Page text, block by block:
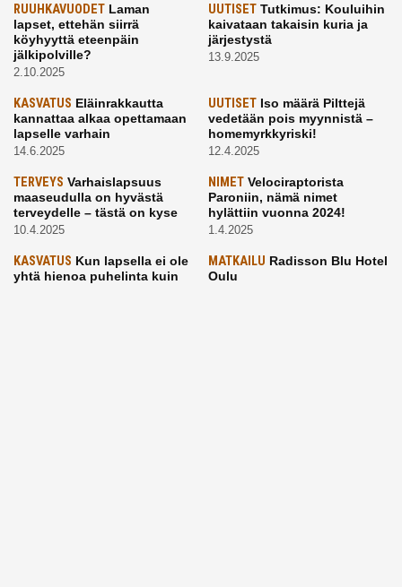
RUUHKAVUODET Laman
lapset, ettehän siirrä
köyhyyttä eteenpäin
jälkipolville?
2.10.2025
UUTISETTutkimus: Kouluihin
kaivataan takaisin kuria ja
järjestystä
13.9.2025
KASVATUS Eläinrakkautta
kannattaa alkaa opettamaan
lapselle varhain
14.6.2025
UUTISETIso määrä Pilttejä
vedetään pois myynnistä –
homemyrkkyriski!
12.4.2025
TERVEYS Varhaislapsuus
maaseudulla on hyvästä
terveydelle – tästä on kyse
10.4.2025
NIMETVelociraptorista
Paroniin, nämä nimet
hylättiin vuonna 2024!
1.4.2025
KASVATUS Kun lapsella ei ole
yhtä hienoa puhelinta kuin
MATKAILU Radisson Blu Hotel
Oulu